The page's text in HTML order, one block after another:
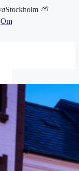
Stockholm ⛅
Om